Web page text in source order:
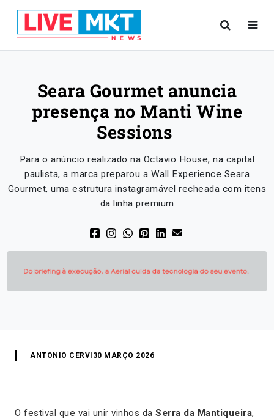
Seara Gourmet anuncia
presença no Manti Wine
Sessions
Para o anúncio realizado na Octavio House, na capital
paulista, a marca preparou a Wall Experience Seara
Gourmet, uma estrutura instagramável recheada com itens
da linha premium
ANTONIO CERVI 30 MARÇO 2026
O festival que vai unir vinhos da Serra da Mantiqueira,